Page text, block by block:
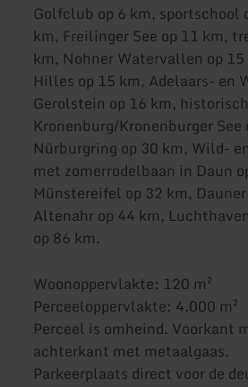
Golfclub op 6 km, sportschool
km, Freilinger See op 11 km,
km, Nohner Watervallen op
Hilles op 15 km, Adelaars- en
Gerolstein op 16 km, historisch
Kronenburg/Kronenburger See
Nürburgring op 30 km, Wild-
met zomerrodelbaan in Daun
Münstereifel op 32 km,
Altenahr op 44 km,
op 86 km.
Woonoppervlakte: 120 m²
Perceeloppervlakte: 4.000 m²
Perceel is omheind. Voorkant
achterkant met metaalgaas.
Parkeerplaats direct voor de